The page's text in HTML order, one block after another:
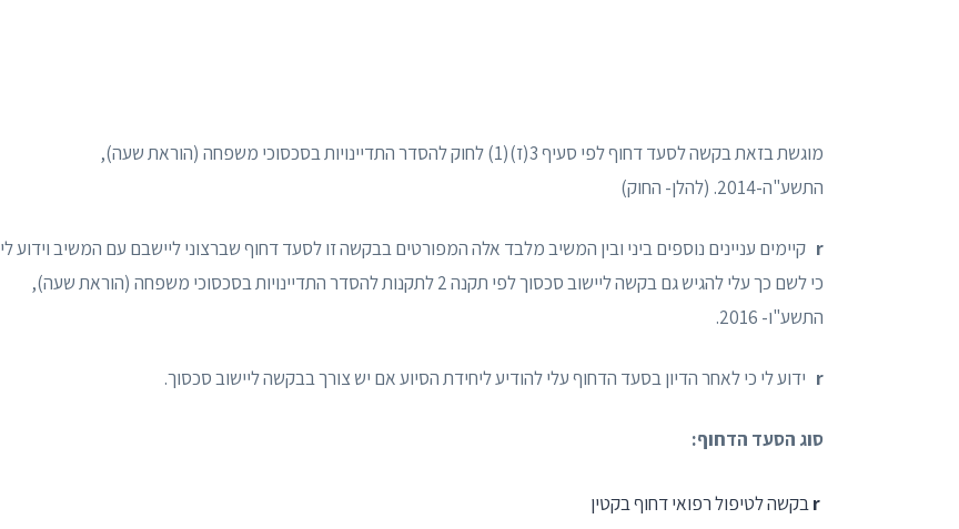
מוגשת בזאת בקשה לסעד דחוף לפי סעיף 3(ז)(1) לחוק להסדר התדיינויות בסכסוכי משפחה (הוראת שעה),
התשע"ה-2014. (להלן- החוק)
r קיימים עניינים נוספים ביני ובין המשיב מלבד אלה המפורטים בבקשה זו לסעד דחוף שברצוני ליישבם עם המשיב וידוע לי
כי לשם כך עלי להגיש גם בקשה ליישוב סכסוך לפי תקנה 2 לתקנות להסדר התדיינויות בסכסוכי משפחה (הוראת שעה),
התשע"ו- 2016.
r ידוע לי כי לאחר הדיון בסעד הדחוף עלי להודיע ליחידת הסיוע אם יש צורך בבקשה ליישוב סכסוך.
סוג הסעד הדחוף:
rבקשה לטיפול רפואי דחוף בקטין